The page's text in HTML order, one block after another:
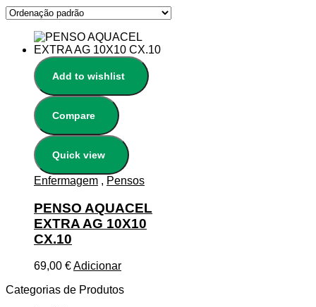
Add to wishlist
Compare
Quick view
Enfermagem , Pensos
PENSO AQUACEL
EXTRA AG 10X10
CX.10
69,00 €Adicionar
Categorias de Produtos